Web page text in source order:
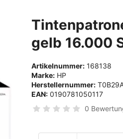
gelb 16.000
Artikelnummer: 168138
Marke: HP
Herstellernummer:
EAN: 0190781050117
0